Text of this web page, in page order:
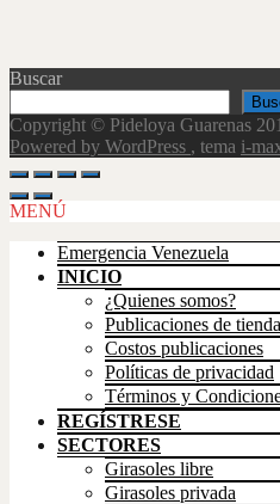
Buscar
Copyright © Pideloya Guarenas
Powered by WordPress , tema i-
Scroll
Up
MENÚ
Emergencia Venezuela
INICIO
¿Quienes somos?
Publicaciones de
Costos publicaciones
Políticas de privacidad
Términos y
REGÍSTRESE
SECTORES
Girasoles libre
Girasoles privada